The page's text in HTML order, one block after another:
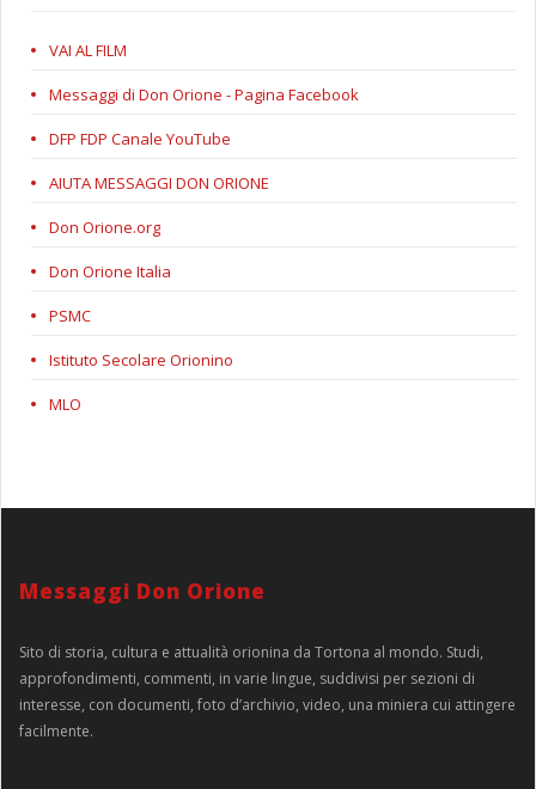
VAI AL FILM
Messaggi di Don Orione - Pagina Facebook
DFP FDP Canale YouTube
AIUTA MESSAGGI DON ORIONE
Don Orione.org
Don Orione Italia
PSMC
Istituto Secolare Orionino
MLO
Messaggi Don Orione
Sito di storia, cultura e attualità orionina da Tortona al mondo. Studi,
approfondimenti, commenti, in varie lingue, suddivisi per sezioni di
interesse, con documenti, foto d’archivio, video, una miniera cui attingere
facilmente.